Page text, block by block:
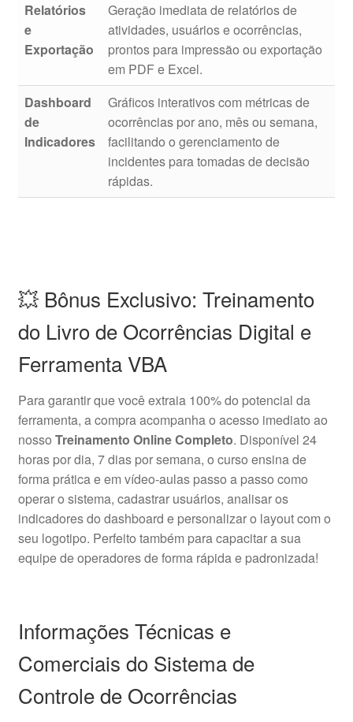
Relatórios
e
Exportação
Geração imediata de relatórios de
atividades, usuários e ocorrências,
prontos para impressão ou exportação
em PDF e Excel.
Dashboard
de
Indicadores
Gráficos interativos com métricas de
ocorrências por ano, mês ou semana,
facilitando o gerenciamento de
incidentes para tomadas de decisão
rápidas.
💥 Bônus Exclusivo: Treinamento
do Livro de Ocorrências Digital e
Ferramenta VBA
Para garantir que você extraia 100% do potencial da
ferramenta, a compra acompanha o acesso imediato ao
nosso Treinamento Online Completo. Disponível 24
horas por dia, 7 dias por semana, o curso ensina de
forma prática e em vídeo-aulas passo a passo como
operar o sistema, cadastrar usuários, analisar os
indicadores do dashboard e personalizar o layout com o
seu logotipo. Perfeito também para capacitar a sua
equipe de operadores de forma rápida e padronizada!
Informações Técnicas e
Comerciais do Sistema de
Controle de Ocorrências